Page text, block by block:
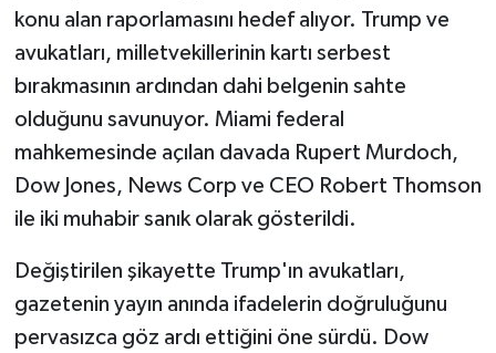
konu alan raporlamasını hedef alıyor. Trump ve
avukatları, milletvekillerinin kartı serbest
bırakmasının ardından dahi belgenin sahte
olduğunu savunuyor. Miami federal
mahkemesinde açılan davada Rupert Murdoch,
Dow Jones, News Corp ve CEO Robert Thomson
ile iki muhabir sanık olarak gösterildi.
Değiştirilen şikayette Trump'ın avukatları,
gazetenin yayın anında ifadelerin doğruluğunu
pervasızca göz ardı ettiğini öne sürdü. Dow